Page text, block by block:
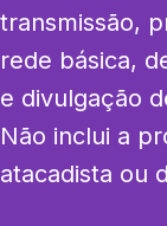
transmissão,
rede básica,
e divulgação
Não inclui a
atacadista ou